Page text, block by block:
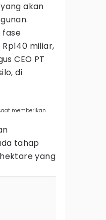
akan
fase
miliar,
CEO PT
di
memberikan
tahap
yang